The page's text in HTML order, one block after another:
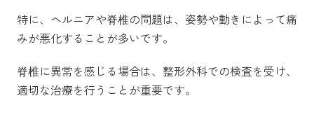
特に、ヘルニアや脊椎の問題は、姿勢や動きによって痛
みが悪化することが多いです。
脊椎に異常を感じる場合は、整形外科での検査を受け、
適切な治療を行うことが重要です。